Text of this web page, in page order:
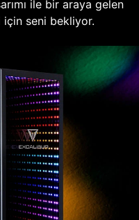
ile bir araya gelen
için seni bekliyor.